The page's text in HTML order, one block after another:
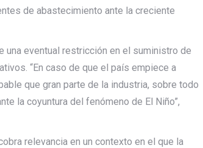
de abastecimiento ante la creciente
una eventual restricción en el suministro de
“En caso de que el país empiece a
que gran parte de la industria, sobre todo
la coyuntura del fenómeno de El Niño”,
relevancia en un contexto en el que la